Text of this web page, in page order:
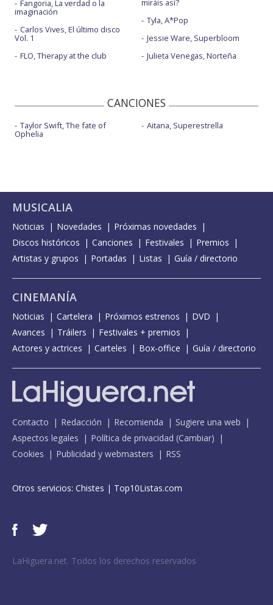
Fangoria, La verdad o la
imaginación
Carlos Vives, El último disco
Vol. 1
FLO, Therapy at the club
miráis así?
Tyla, A*Pop
Jessie Ware, Superbloom
Julieta Venegas, Norteña
CANCIONES
Taylor Swift, The fate of
Ophelia
Aitana, Superestrella
MUSICALIA
Noticias Novedades
Próximas novedades
Discos históricos
Canciones Festivales
Premios
Artistas y grupos
Portadas Listas Guía / directorio
CINEMANÍA
Noticias Cartelera Próximos estrenos
DVD
Avances
Tráilers
Festivales + premios
Actores y actrices
Carteles Box-office Guía / directorio
Contacto Redacción Recomienda
Sugiere una web
Aspectos legales
Política de privacidad (Cambiar)
Cookies
Publicidad y webmasters RSS
Otros servicios: Chistes | Top10Listas.com
LaHiguera.net. Todos los derechos reservados